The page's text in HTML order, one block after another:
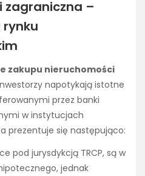
zagraniczna –
rynku
zakupu nieruchomości
napotykają istotne
przez banki
w instytucjach
prezentuje się następująco:
pod jurysdykcją TRCP, są w
jednak